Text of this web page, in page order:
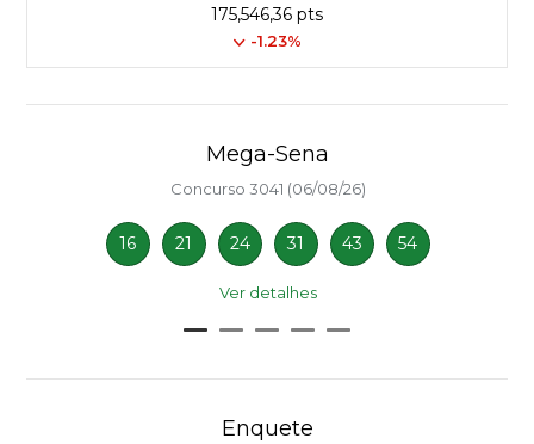
175,546,36 pts
-1.23%
Mega-Sena
Concurso 3041 (06/08/26)
16 21 24 31 43 54
Ver detalhes
Enquete